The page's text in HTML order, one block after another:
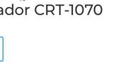
CRT-1070